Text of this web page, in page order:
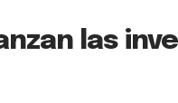
las